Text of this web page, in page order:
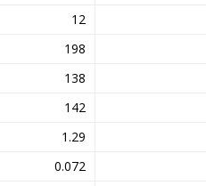
12
198
138
142
1.29
0.072